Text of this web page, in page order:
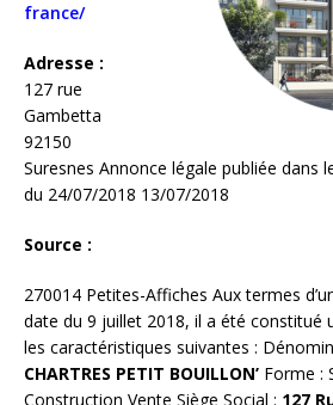
france/
Adresse :
127 rue
Gambetta
92150
Suresnes Annonce légale publiée dans
du 24/07/2018 13/07/2018
Source :
270014 Petites-Affiches Aux termes
date du 9 juillet 2018, il a été constitué
les caractéristiques suivantes :
CHARTRES PETIT BOUILLON’ Forme :
Construction Vente Siège Social : 127